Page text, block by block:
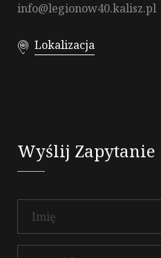
info@legionow40.kalisz.pl
Lokalizacja
Wyślij Zapytanie